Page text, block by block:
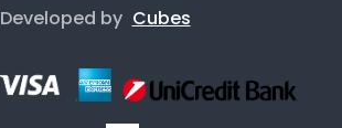
Developed by Cubes